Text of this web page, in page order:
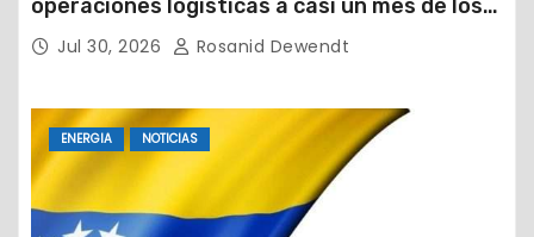
operaciones logísticas a casi un mes de los
devastadores terremotos
Jul 30, 2026 Rosanid Dewendt
ENERGIA NOTICIAS